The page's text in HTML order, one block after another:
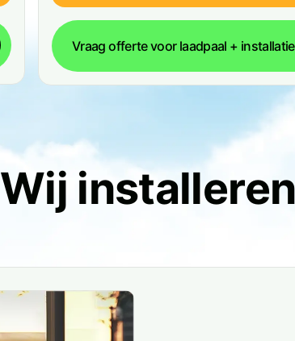
Vraag offerte voor laadpaal + installatie
Wij